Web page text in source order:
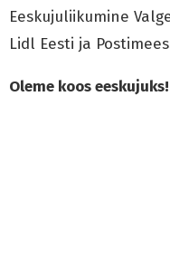
Eeskujuliikumine
Lidl Eesti ja
Oleme koos eeskujuks!